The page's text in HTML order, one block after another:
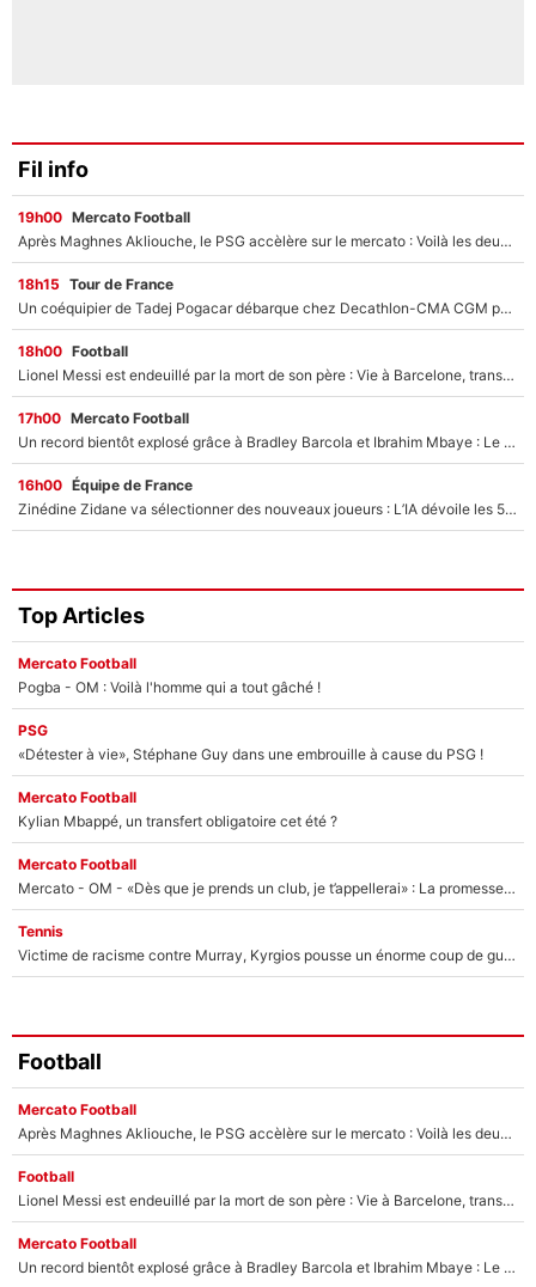
Fil info
19h00 Mercato Football
Après Maghnes Akliouche, le PSG accèlère sur le mercato : Voilà les deux nouvelles recrues qui vont signer la semaine prochaine ?
18h15 Tour de France
Un coéquipier de Tadej Pogacar débarque chez Decathlon-CMA CGM pour épauler Paul Seixas : «Mes meilleures années sont à venir»
18h00 Football
Lionel Messi est endeuillé par la mort de son père : Vie à Barcelone, transfert au PSG... voilà comment Jorge Messi a joué un rôle essentiel dans sa carrière !
17h00 Mercato Football
Un record bientôt explosé grâce à Bradley Barcola et Ibrahim Mbaye : Le PSG sur le point de réaliser un mercato historique ?
16h00 Équipe de France
Zinédine Zidane va sélectionner des nouveaux joueurs : L’IA dévoile les 5 cracks qui pourraient rapidement le rejoindre en équipe de France !
Top Articles
Mercato Football
Pogba - OM : Voilà l'homme qui a tout gâché !
PSG
«Détester à vie», Stéphane Guy dans une embrouille à cause du PSG !
Mercato Football
Kylian Mbappé, un transfert obligatoire cet été ?
Mercato Football
Mercato - OM - «Dès que je prends un club, je t’appellerai» : La promesse de Marcelino au moment de claquer la porte
Tennis
Victime de racisme contre Murray, Kyrgios pousse un énorme coup de gueule !
Football
Mercato Football
Après Maghnes Akliouche, le PSG accèlère sur le mercato : Voilà les deux nouvelles recrues qui vont signer la semaine prochaine ?
Football
Lionel Messi est endeuillé par la mort de son père : Vie à Barcelone, transfert au PSG... voilà comment Jorge Messi a joué un rôle essentiel dans sa carrière !
Mercato Football
Un record bientôt explosé grâce à Bradley Barcola et Ibrahim Mbaye : Le PSG sur le point de réaliser un mercato historique ?